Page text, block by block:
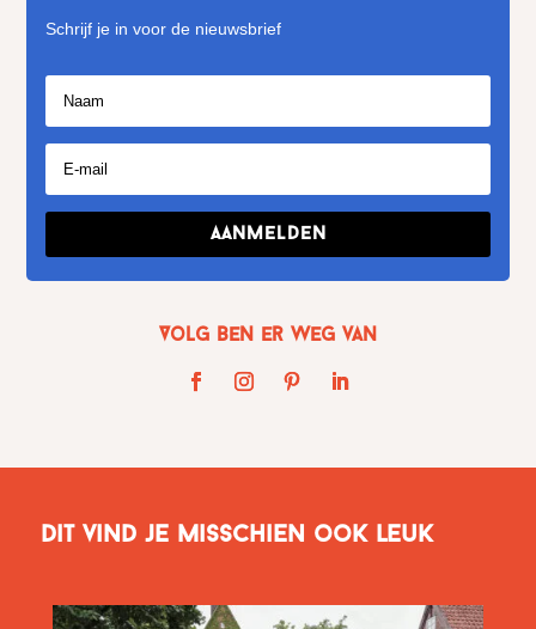
Schrijf je in voor de nieuwsbrief
Aanmelden
Volg Ben er weg van
Dit vind je misschien ook leuk